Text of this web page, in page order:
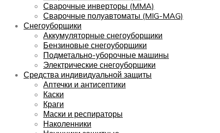
Сварочные инверторы (MMA)
Сварочные полуавтоматы (MIG-MAG)
Снегоуборщики
Аккумуляторные снегоуборщики
Бензиновые снегоуборщики
Подметально-уборочные машины
Электрические снегоуборщики
Средства индивидуальной защиты
Аптечки и антисептики
Каски
Краги
Маски и респираторы
Наколенники